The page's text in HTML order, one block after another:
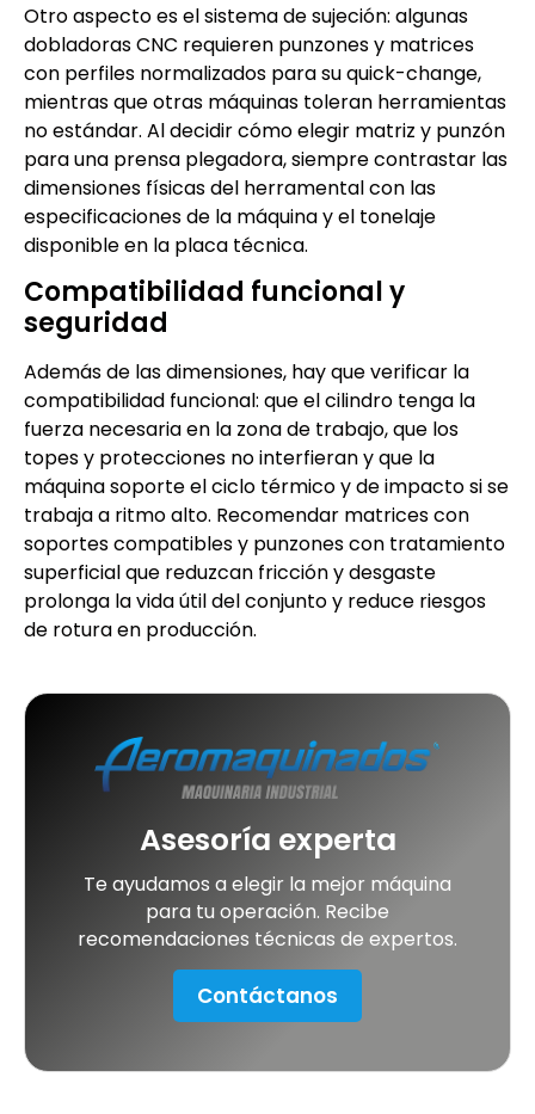
Otro aspecto es el sistema de sujeción: algunas
dobladoras CNC requieren punzones y matrices
con perfiles normalizados para su quick-change,
mientras que otras máquinas toleran herramientas
no estándar. Al decidir cómo elegir matriz y punzón
para una prensa plegadora, siempre contrastar las
dimensiones físicas del herramental con las
especificaciones de la máquina y el tonelaje
disponible en la placa técnica.
Compatibilidad funcional y
seguridad
Además de las dimensiones, hay que verificar la
compatibilidad funcional: que el cilindro tenga la
fuerza necesaria en la zona de trabajo, que los
topes y protecciones no interfieran y que la
máquina soporte el ciclo térmico y de impacto si se
trabaja a ritmo alto. Recomendar matrices con
soportes compatibles y punzones con tratamiento
superficial que reduzcan fricción y desgaste
prolonga la vida útil del conjunto y reduce riesgos
de rotura en producción.
Asesoría experta
Te ayudamos a elegir la mejor máquina
para tu operación. Recibe
recomendaciones técnicas de expertos.
Contáctanos